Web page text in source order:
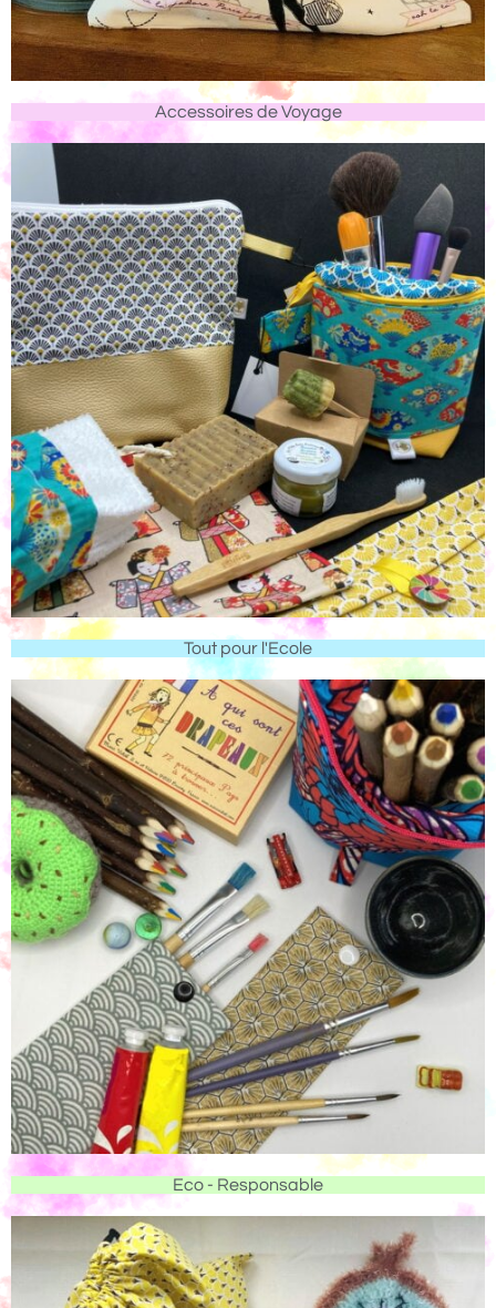
Accessoires de Voyage
Tout pour l'Ecole
Eco - Responsable